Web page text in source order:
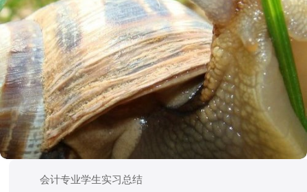
会计专业学生实习总结